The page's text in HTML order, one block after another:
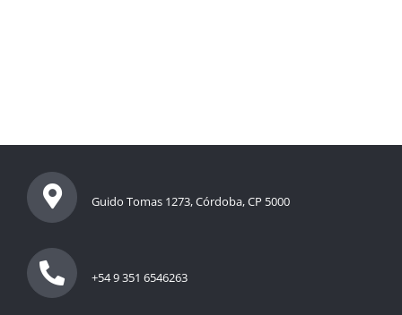
Guido Tomas 1273, Córdoba, CP 5000
+54 9 351 6546263